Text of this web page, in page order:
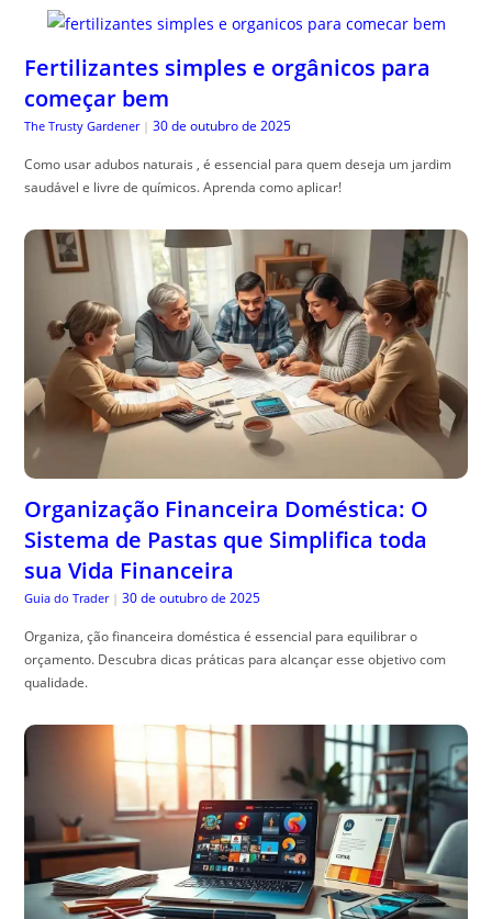
Fertilizantes simples e orgânicos para
começar bem
The Trusty Gardener | 30 de outubro de 2025
Como usar adubos naturais , é essencial para quem deseja um jardim
saudável e livre de químicos. Aprenda como aplicar!
Organização Financeira Doméstica: O
Sistema de Pastas que Simplifica toda
sua Vida Financeira
Guia do Trader | 30 de outubro de 2025
Organiza, ção financeira doméstica é essencial para equilibrar o
orçamento. Descubra dicas práticas para alcançar esse objetivo com
qualidade.